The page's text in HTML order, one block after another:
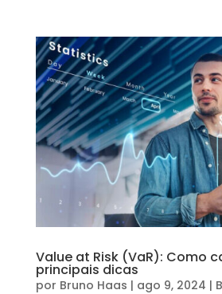
Value at Risk (VaR): Como
principais dicas
por Bruno Haas | ago 9, 2024 |